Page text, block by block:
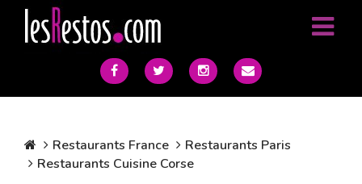
Restaurants France
Restaurants Paris
Restaurants Cuisine Corse